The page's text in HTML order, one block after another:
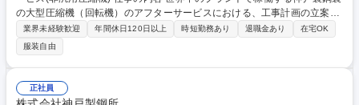
の大型圧縮機（回転機）のアフターサービスにおける、工事計画の立案お
よび現場での施工管理業務をお任せします。メーカーの立場から設備の安
定稼働を支える重要な役割です 納入済み機械のメンテナンスやオーバーホ
ール工事をリードします。 (1) 受注支援：顧客ニーズを把握し、見積作成
や工程・コストの精査 (2) 工事計画管理：工程表・要領書の作成、社内外
の施工体制の構築と手配 (3) 施工管理：現場での安全・品質・工程の監督
（出張対応あり） メーカーとして自社製品を深く理解し、単なる管理に留
業界未経験歓迎 年間休日120日以上 時短勤務あり 退職金あり
在宅OK
服装自由
正社員